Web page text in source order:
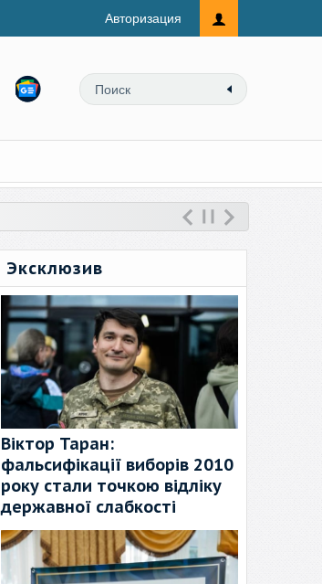
Авторизация
Эксклюзив
Віктор Таран:
фальсифікації виборів 2010
року стали точкою відліку
державної слабкості